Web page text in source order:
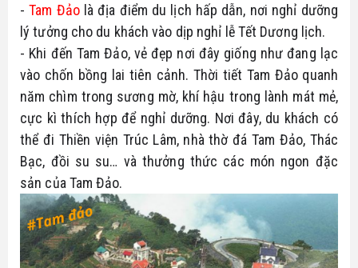
- Tam Đảo là địa điểm du lịch hấp dẫn, nơi nghỉ dưỡng
lý tưởng cho du khách vào dịp nghỉ lễ Tết Dương lịch.
- Khi đến Tam Đảo, vẻ đẹp nơi đây giống như đang lạc
vào chốn bồng lai tiên cảnh. Thời tiết Tam Đảo quanh
năm chìm trong sương mờ, khí hậu trong lành mát mẻ,
cực kì thích hợp để nghỉ dưỡng. Nơi đây, du khách có
thể đi Thiền viện Trúc Lâm, nhà thờ đá Tam Đảo, Thác
Bạc, đồi su su… và thưởng thức các món ngon đặc
sản của Tam Đảo.